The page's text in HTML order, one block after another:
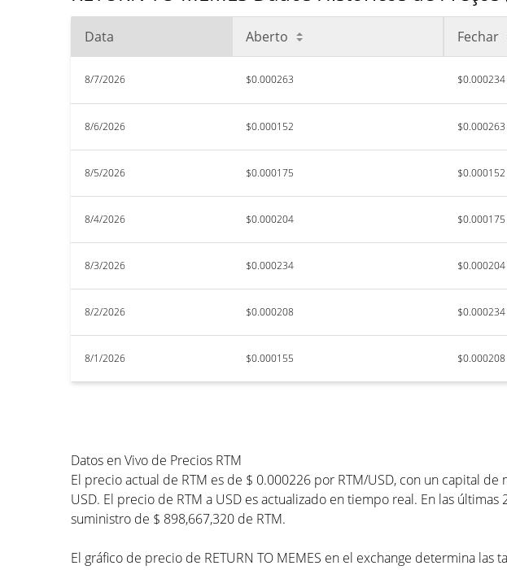
Data Aberto Fechar
8/7/2026 $0.000263 $0.000234
8/6/2026 $0.000152 $0.000263
8/5/2026 $0.000175 $0.000152
8/4/2026 $0.000204 $0.000175
8/3/2026 $0.000234 $0.000204
8/2/2026 $0.000208 $0.000234
8/1/2026 $0.000155 $0.000208
Datos en Vivo de Precios RTM
El precio actual de RTM es de $ 0.000226 por RTM/USD, con un capital
USD. El precio de RTM a USD es actualizado en tiempo real. En las
suministro de $ 898,667,320 de RTM.
El gráfico de precio de RETURN TO MEMES en el exchange determina las